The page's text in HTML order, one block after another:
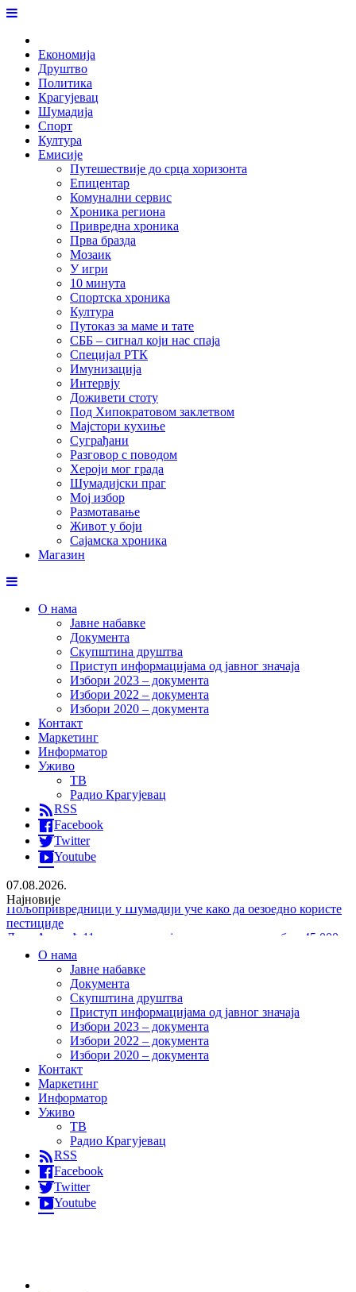
Skip
content
Економија
Друштво
Политика
Крагујевац
Шумадија
Спорт
Култура
Емисије
Путешествије до срца хоризонта
Епицентар
Комунални сервис
Хроника региона
Привредна хроника
Прва бразда
Мозаик
У игри
10 минута
Спортска хроника
Култура
Путоказ за маме и тате
СББ – сигнал који нас спаја
Специјал РТК
Имунизација
Интервју
Доживети стоту
Под Хипократовом заклетвом
Мајстори кухиње
Суграђани
Разговор с поводом
Хероји мог града
Шумадијски праг
Мој избор
Размотавање
Живот у боји
Сајамска хроника
Магазин
О нама
Јавне набавке
Документа
Скупштина друштва
Приступ информацијама од јавног значаја
Избори 2023 – документа
Избори 2022 – документа
Избори 2020 – документа
Контакт
Маркетинг
Информатор
Уживо
ТВ
Радио Крагујевац
RSS
Facebook
Twitter
Youtube
07.08.2026.
Најновије
Лана Андрић 11. августа путује на лечење – потребно 45.000
евра
Кости Динићу
Хапшење због 85 килограма дроге: Међу осумњиченима и
мушкарац (38) из Крагујевца
Пољопривредници у Шумадији уче како да безбедно користе
пестициде
О нама
Јавне набавке
Документа
Скупштина друштва
Приступ информацијама од јавног значаја
Избори 2023 – документа
Избори 2022 – документа
Избори 2020 – документа
Контакт
Маркетинг
Информатор
Уживо
ТВ
Радио Крагујевац
RSS
Facebook
Twitter
Youtube